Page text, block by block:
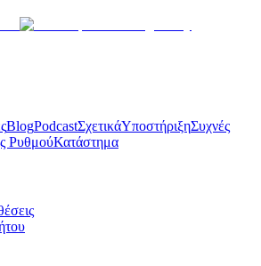
BlogPodcastΣχετικάΥποστήριξηΣυχνές
ΡυθμούΚατάστημα